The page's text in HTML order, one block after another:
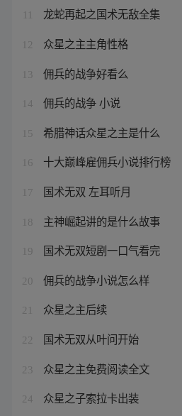
龙蛇再起之国术无敌全集
12 众星之主主角性格
13 佣兵的战争好看么
14 佣兵的战争 小说
15 希腊神话众星之主是什么
16 十大巅峰雇佣兵小说排行榜
17 国术无双 左耳听月
18 主神崛起讲的是什么故事
19 国术无双短剧一口气看完
20 佣兵的战争小说怎么样
21 众星之主后续
22 国术无双从叶问开始
23 众星之主免费阅读全文
24 众星之子索拉卡出装